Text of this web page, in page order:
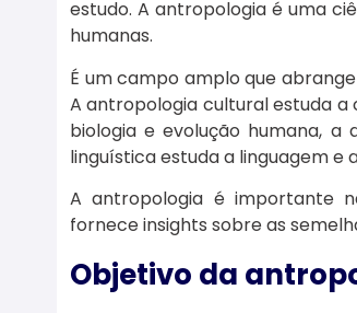
estudo. A antropologia é uma
humanas.
É um campo amplo que
A antropologia cultural estuda
biologia e evolução humana,
linguística estuda a linguagem e
A antropologia é importante
fornece insights sobre as
Objetivo da